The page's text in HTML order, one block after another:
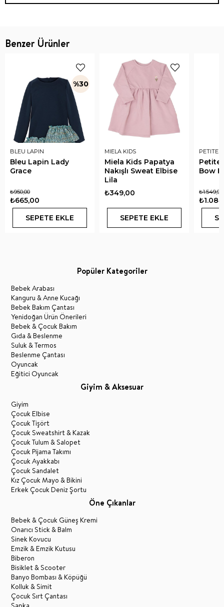
Benzer Ürünler
BLEU LAPIN
Bleu Lapin Lady
Grace
₺665,00
₺950,00
SEPETE EKLE
%30
MIELA KIDS
Miela Kids Papatya
Nakışlı Sweat Elbise
Lila
₺349,00
SEPETE EKLE
PETITE
Petite
Bow
₺1.549,90
Popüler Kategoriler
Bebek Arabası
Kanguru & Anne Kucağı
Bebek Bakım Çantası
Yenidoğan Ürün Önerileri
Bebek & Çocuk Bakım
Gıda & Beslenme
Suluk & Termos
Beslenme Çantası
Oyuncak
Eğitici Oyuncak
Giyim & Aksesuar
Giyim
Çocuk Elbise
Çocuk Tişört
Çocuk Sweatshirt & Kazak
Çocuk Tulum & Salopet
Çocuk Pijama Takımı
Çocuk Ayakkabı
Çocuk Sandalet
Kız Çocuk Mayo & Bikini
Erkek Çocuk Deniz Şortu
Öne Çıkanlar
Bebek & Çocuk Güneş Kremi
Onarıcı Stick & Balm
Sinek Kovucu
Emzik & Emzik Kutusu
Biberon
Bisiklet & Scooter
Banyo Bombası & Köpüğü
Kolluk & Simit
Çocuk Sırt Çantası